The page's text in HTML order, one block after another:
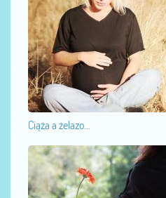
Ciąża a żelazo...